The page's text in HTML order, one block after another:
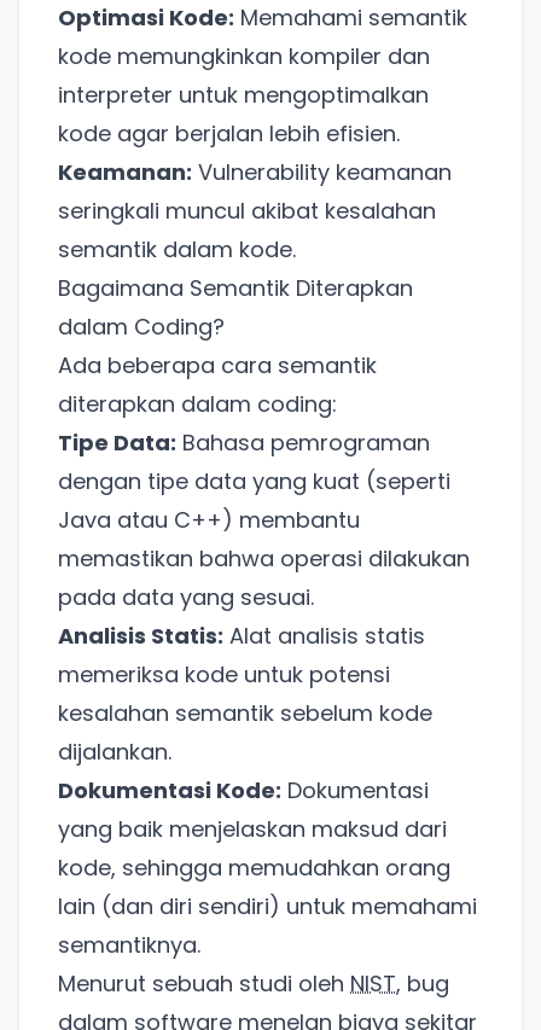
Optimasi Kode: Memahami semantik
kode memungkinkan kompiler dan
interpreter untuk mengoptimalkan
kode agar berjalan lebih efisien.
Keamanan: Vulnerability keamanan
seringkali muncul akibat kesalahan
semantik dalam kode.
Bagaimana Semantik Diterapkan
dalam Coding?
Ada beberapa cara semantik
diterapkan dalam coding:
Tipe Data: Bahasa pemrograman
dengan tipe data yang kuat (seperti
Java atau C++) membantu
memastikan bahwa operasi dilakukan
pada data yang sesuai.
Analisis Statis: Alat analisis statis
memeriksa kode untuk potensi
kesalahan semantik sebelum kode
dijalankan.
Dokumentasi Kode: Dokumentasi
yang baik menjelaskan maksud dari
kode, sehingga memudahkan orang
lain (dan diri sendiri) untuk memahami
semantiknya.
Menurut sebuah studi oleh NIST, bug
dalam software menelan biaya sekitar